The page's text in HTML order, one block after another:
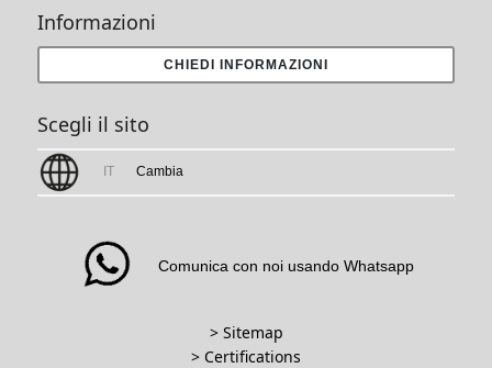
Informazioni
CHIEDI INFORMAZIONI
Scegli il sito
IT Cambia
Comunica con noi usando Whatsapp
> Sitemap
> Certifications